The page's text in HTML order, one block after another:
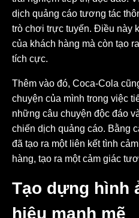
dịch quảng cáo tương tác
trò chơi trực tuyến. Điều này
của khách hàng mà còn tạo
tích cực.
Thêm vào đó, Coca-Cola
chuyện của mình trong việc
những câu chuyện độc đáo
chiến dịch quảng cáo. Bằng
đã tạo ra một liên kết tình
hàng, tạo ra một cảm giác
Tạo dựng hình
hiệu mạnh mẽ